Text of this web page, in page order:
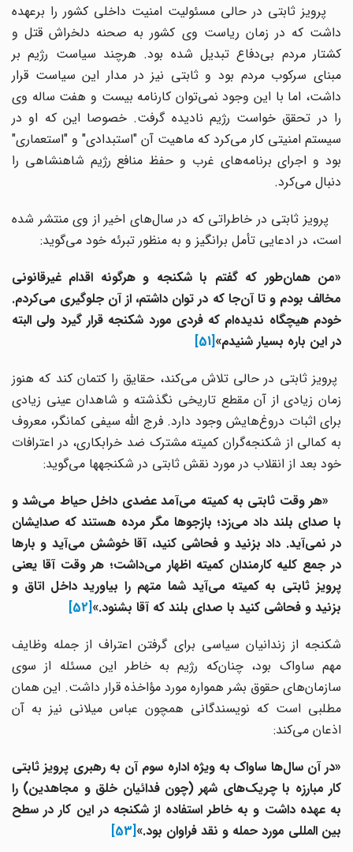
پرویز ثابتی در حالی مسئولیت امنیت داخلی کشور را برعهده
داشت که در زمان ریاست وی کشور به صحنه دلخراش قتل و
کشتار مردم بی‌دفاع تبدیل شده بود. هرچند سیاست رژیم بر
مبنای سرکوب مردم بود و ثابتی نیز در مدار این سیاست قرار
داشت، اما با این وجود نمی‌توان کارنامه بیست و هفت ساله وی
را در تحقق خواست رژیم نادیده گرفت. خصوصا این که او در
سیستم امنیتی کار می‌کرد که ماهیت آن "استبدادی" و "استعماری"
بود و اجرای برنامه‌های غرب و حفظ منافع رژیم شاهنشاهی را
دنبال می‌کرد.
پرویز ثابتی در خاطراتی که در سال‌های اخیر از وی منتشر شده
است، در ادعایی تأمل برانگیز و به منظور تبرئه خود می‌گوید:
«من همان‌طور که گفتم با شکنجه و هرگونه اقدام غیرقانونی
مخالف بودم و تا آن‌جا که در توان داشتم، از آن جلوگیری می‌کردم.
خودم هیچگاه ندیده‌ام که فردی مورد شکنجه قرار گیرد ولی البته
در این باره بسیار شنیدم»[51]
پرویز ثابتی در حالی تلاش می‌کند، حقایق را کتمان کند که هنوز
زمان زیادی از آن مقطع تاریخی نگذشته و شاهدان عینی زیادی
برای اثبات دروغ‌هایش وجود دارد. فرج الله سیفی کمانگر، معروف
به کمالی از شکنجه‌گران کمیته مشترک ضد خرابکاری، در اعترافات
خود بعد از انقلاب در مورد نقش ثابتی در شکنجه­ها می‌گوید:
«هر وقت ثابتی به کمیته می‌آمد عضدی داخل حیاط می‌شد و
با صدای بلند داد می‌زد؛ بازجوها مگر مرده هستند که صدایشان
در نمی‌آید. داد بزنید و فحاشی کنید، آقا خوشش می‌آید و بارها
در جمع کلیه کارمندان کمیته اظهار می‌داشت؛ هر وقت آقا یعنی
پرویز ثابتی به کمیته می‌آید شما متهم را بیاورید داخل اتاق و
بزنید و فحاشی کنید با صدای بلند که آقا بشنود.»[52]
شکنجه از زندانیان سیاسی برای گرفتن اعتراف از جمله وظایف
مهم ساواک بود، چنان‌که رژیم به خاطر این مسئله از سوی
سازمان‌های حقوق‌ بشر همواره مورد مؤاخذه قرار داشت. این همان
مطلبی است که نویسندگانی همچون عباس میلانی نیز به آن
اذعان می‌کند:
«در آن سال‌ها ساواک به ویژه اداره سوم آن به رهبری پرویز ثابتی
کار مبارزه با چریک‌های شهر (چون فدائیان خلق و مجاهدین) را
به عهده داشت و به خاطر استفاده از شکنجه در این کار در سطح
بین المللی مورد حمله و نقد فراوان بود.»[53]